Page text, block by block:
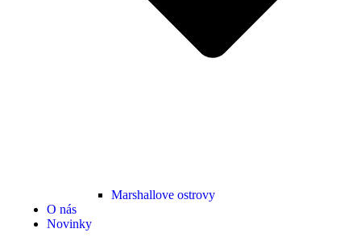
Marshallove ostrovy
O nás
Novinky